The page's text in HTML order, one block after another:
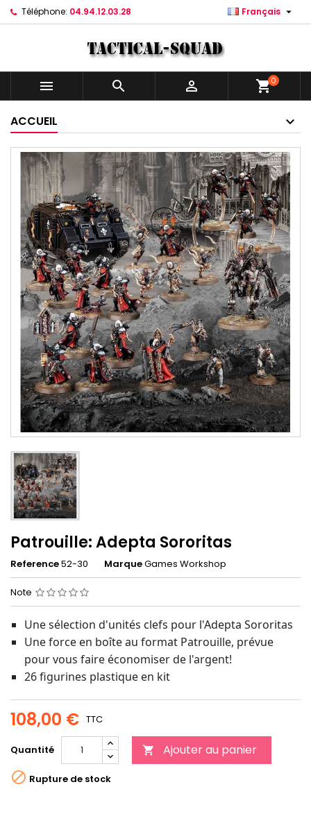
Téléphone: 04.94.12.03.28 Français 
   shopping_cart0
ACCUEIL
Patrouille: Adepta Sororitas
Reference52-30 MarqueGames Workshop
Note
Une sélection d'unités clefs pour l'Adepta Sororitas
Une force en boîte au format Patrouille, prévue
pour vous faire économiser de l'argent!
26 figurines plastique en kit
108,00 € TTC
Quantité  Ajouter au panier
 Rupture de stock